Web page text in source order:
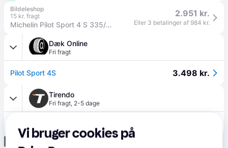
Bildeleshop
15 kr. fragt
Michelin Pilot Sport 4 S 335/25 R22 105Y personbil Dæk 261868
2.951 kr.
Eller 3 betalinger af 984 kr.
Dæk Online
Fri fragt
Pilot Sport 4S 3.498 kr.
Tirendo
Fri fragt, 2-5 dage
Vi bruger cookies på